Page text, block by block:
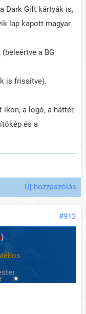
Dark Gift kártyák is,
lap kapott magyar
a BG
is frissítve).
ikon, a logó, a háttér,
és a
Új hozzászólás
#912
)